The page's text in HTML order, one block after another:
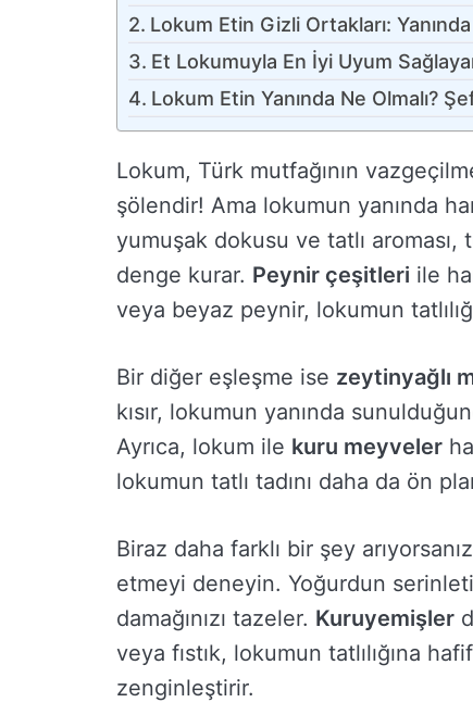
Lokum Etin Gizli Ortakları:
Et Lokumuyla En İyi Uyum
Lokum Etin Yanında Ne Olmalı?
Lokum, Türk mutfağının
şölendir! Ama lokumun yanında
yumuşak dokusu ve tatlı
denge kurar. Peynir çeşitleri ile
veya beyaz peynir, lokumun
Bir diğer eşleşme ise zeytinyağlı
kısır, lokumun yanında
Ayrıca, lokum ile kuru meyveler
lokumun tatlı tadını daha da ön
Biraz daha farklı bir şey
etmeyi deneyin. Yoğurdun
damağınızı tazeler. Kuruyemişler
veya fıstık, lokumun tatlılığına
zenginleştirir.